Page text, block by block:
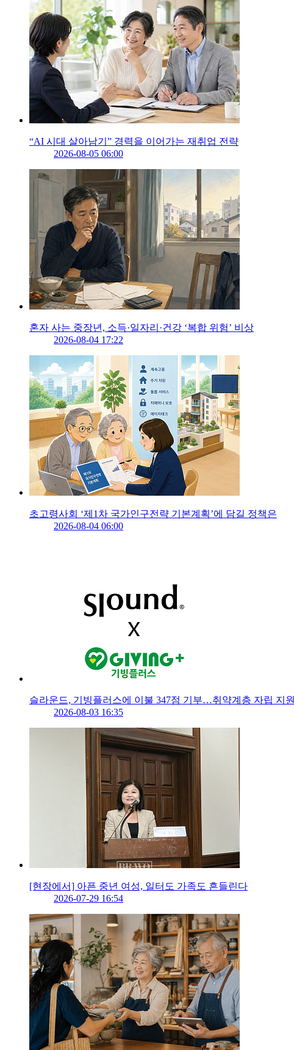
“AI 시대 살아남기” 경력을 이어가는 재취업 전략
2026-08-05 06:00
혼자 사는 중장년, 소득·일자리·건강 ‘복합 위험’ 비상
2026-08-04 17:22
초고령사회 ‘제1차 국가인구전략 기본계획’에 담길 정책은
2026-08-04 06:00
슬라운드, 기빙플러스에 이불 347점 기부…취약계층 자립 지원
2026-08-03 16:35
[현장에서] 아픈 중년 여성, 일터도 가족도 흔들린다
2026-07-29 16:54